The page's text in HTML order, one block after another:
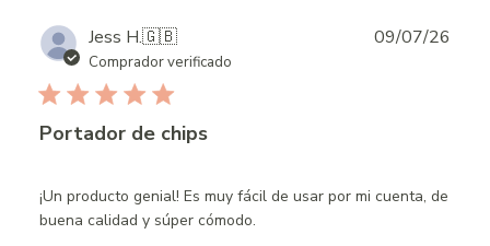
Jess H.🇬🇧
Comprador verificado
Portador de chips
¡Un producto genial! Es muy fácil de usar por mi cuenta, de
buena calidad y súper cómodo.
09/07/26